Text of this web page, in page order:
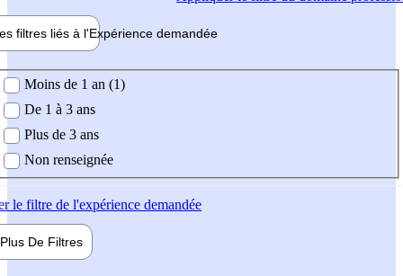
filtres liés à l'Expérience demandée
demandée
Moins de 1 an (1)
De 1 à 3 ans
Plus de 3 ans
Non renseignée
le filtre de l'expérience demandée
Plus De Filtres